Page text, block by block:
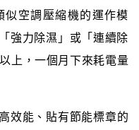
似空調壓縮機的運作模
強力除濕」或「連續除
上，一個月下來耗電量
效能、貼有節能標章的